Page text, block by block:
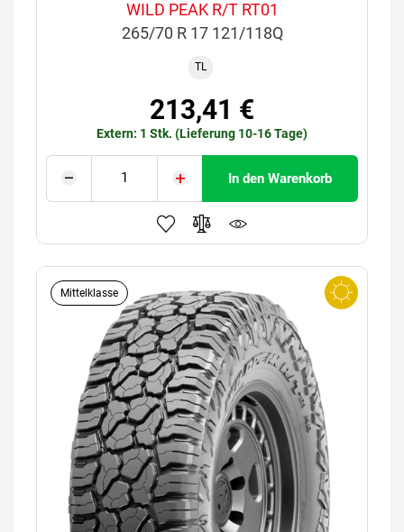
WILD PEAK R/T RT01
265/70 R 17 121/118Q
TL
213,41 €
Extern: 1 Stk. (Lieferung 10-16 Tage)
In den Warenkorb
Mittelklasse